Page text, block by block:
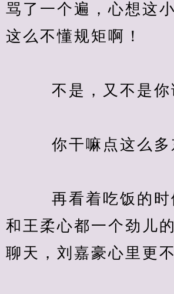
骂了一个遍，心想这
这么不懂规矩啊！
不是，又不是你
你干嘛点这么多
再看着吃饭的时
和王柔心都一个劲儿
聊天，刘嘉豪心里更